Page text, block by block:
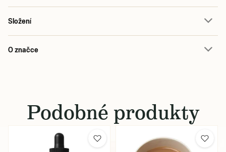
Složení
O značce
Podobné produkty